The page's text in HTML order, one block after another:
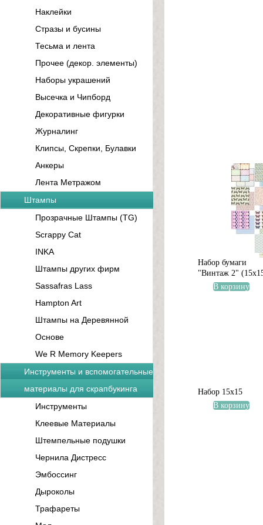
Наклейки
Стразы и бусины
Тесьма и лента
Прочее (декор. элементы)
Наборы украшений
Высечка и Чипборд
Декоративные фигурки
Журналинг
Клипсы, Скрепки, Булавки
Анкеры
Лента Метражом
Штампы
Прозрачные Штампы (TG)
Scrappy Cat
INKA
Штампы других фирм
Sassafras Lass
Hampton Art
Штампы на Деревянной
Основе
We R Memory Keepers
Инструменты и вспомогательные
материалы для скрапбукинга
Инструменты
Клеевые Материалы
Штемпельные подушки
Чернила Дистресс
Эмбоссинг
Дыроколы
Трафареты
Набор бумаги
"Винтаж 2"
В корзину
Набор 15х15
В корзину